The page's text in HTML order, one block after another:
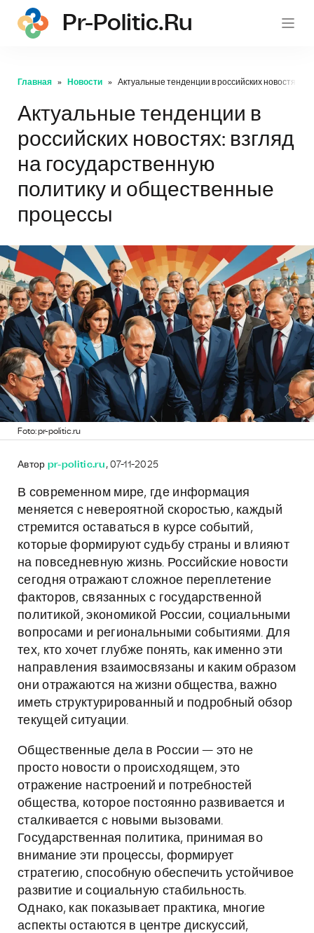
pr-
Pr-Politic.ru
Главная Новости Актуальные тенденции в российских новостях:
Актуальные тенденции в
российских новостях: взгляд
на государственную
политику и общественные
процессы
Foto: pr-politic.ru
Автор pr-politic.ru , 07-11-2025
В современном мире, где информация
меняется с невероятной скоростью, каждый
стремится оставаться в курсе событий,
которые формируют судьбу страны и влияют
на повседневную жизнь. Российские новости
сегодня отражают сложное переплетение
факторов, связанных с государственной
политикой, экономикой России, социальными
вопросами и региональными событиями. Для
тех, кто хочет глубже понять, как именно эти
направления взаимосвязаны и каким образом
они отражаются на жизни общества, важно
иметь структурированный и подробный обзор
текущей ситуации.
Общественные дела в России — это не
просто новости о происходящем, это
отражение настроений и потребностей
общества, которое постоянно развивается и
сталкивается с новыми вызовами.
Государственная политика, принимая во
внимание эти процессы, формирует
стратегию, способную обеспечить устойчивое
развитие и социальную стабильность.
Однако, как показывает практика, многие
аспекты остаются в центре дискуссий,